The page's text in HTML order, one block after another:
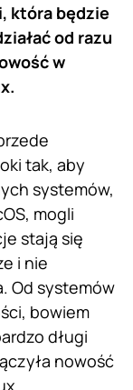
która będzie
od razu
w
tak, aby
systemów,
mogli
stają się
i nie
Od systemów
bowiem
długi
nowość